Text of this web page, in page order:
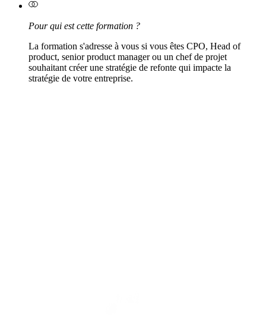
Pour qui est cette formation ?
La formation s'adresse à vous si vous êtes CPO, Head of
product, senior product manager ou un chef de projet
souhaitant créer une stratégie de refonte qui impacte la
stratégie de votre entreprise.